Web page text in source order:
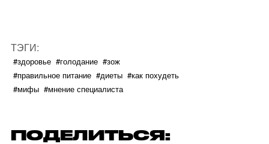
ТЭГИ:
#здоровье #голодание #зож
#правильное питание #диеты #как похудеть
#мифы #мнение специалиста
ПОДЕЛИТЬСЯ: